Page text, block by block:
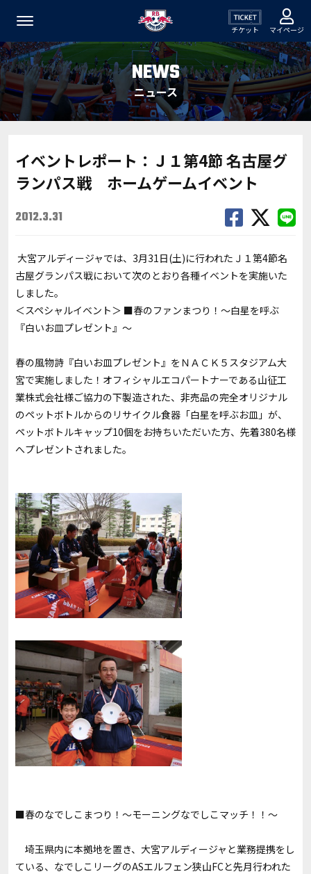
チケット マイページ
NEWS
ニュース
イベントレポート：Ｊ１第4節 名古屋グ
ランパス戦 ホームゲームイベント
2012.3.31
大宮アルディージャでは、3月31日(土)に行われたＪ１第4節名
古屋グランパス戦において次のとおり各種イベントを実施いた
しました。
＜スペシャルイベント＞ ■春のファンまつり！～白星を呼ぶ
『白いお皿プレゼント』～
春の風物詩『白いお皿プレゼント』をＮＡＣＫ５スタジアム大
宮で実施しました！オフィシャルエコパートナーである山征工
業株式会社様ご協力の下製造された、非売品の完全オリジナル
のペットボトルからのリサイクル食器「白星を呼ぶお皿」が、
ペットボトルキャップ10個をお持ちいただいた方、先着380名様
へプレゼントされました。
■春のなでしこまつり！～モーニングなでしこマッチ！！～
埼玉県内に本拠地を置き、大宮アルディージャと業務提携をし
ている、なでしこリーグのASエルフェン狭山FCと先月行われた